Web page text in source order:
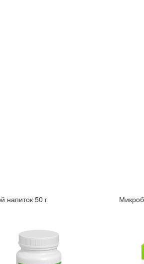
напиток 50 г